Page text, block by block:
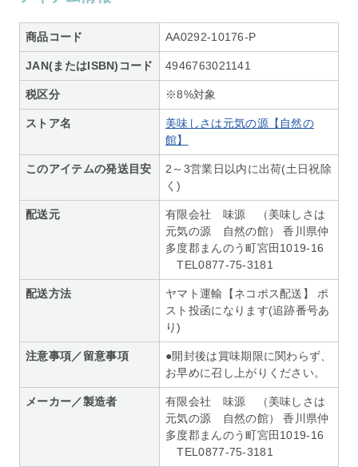
商品コード AA0292-10176-P
JAN(またはISBN)コード 4946763021141
税区分 ※8%対象
ストア名
美味しさは元気の源【自然の
館】
このアイテムの発送目安
2～3営業日以内に出荷(土日祝除
く)
配送元
有限会社 味源 （美味しさは
元気の源 自然の館） 香川県仲
多度郡まんのう町宮田1019-16
TEL0877-75-3181
配送方法
ヤマト運輸【ネコポス配送】 ポ
スト投函になります(追跡番号あ
り)
注意事項／留意事項
●開封後は賞味期限に関わらず、
お早めに召し上がりください。
メーカー／製造者
有限会社 味源 （美味しさは
元気の源 自然の館） 香川県仲
多度郡まんのう町宮田1019-16
TEL0877-75-3181